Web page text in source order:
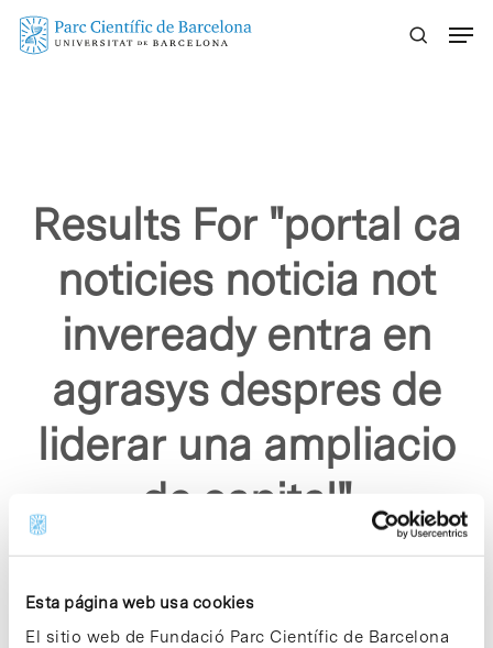
Esta página web usa cookies
El sitio web de Fundació Parc Científic de Barcelona
Skip
Results For "portal ca
noticies noticia not
inveready entra en
agrasys despres de
liderar una ampliacio
de capital"